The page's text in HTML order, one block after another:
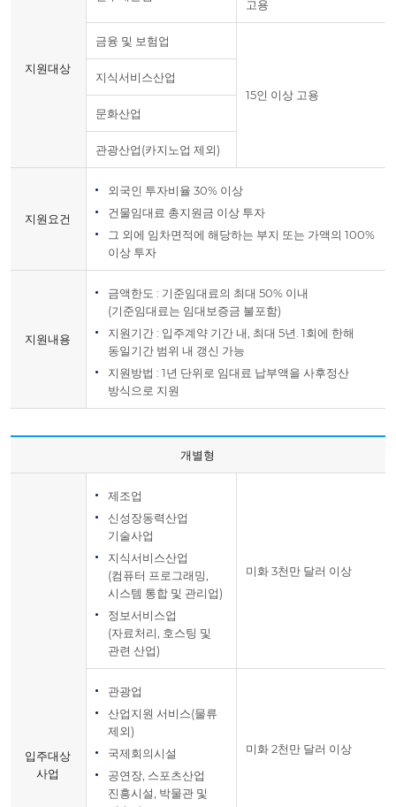
지원대상
고용
금융 및 보험업
15인 이상 고용
지식서비스산업
문화산업
관광산업(카지노업 제외)
지원요건
외국인 투자비율 30% 이상
건물임대료 총지원금 이상 투자
그 외에 임차면적에 해당하는 부지 또는 가액의 100%
이상 투자
지원내용
금액한도 : 기준임대료의 최대 50% 이내
(기준임대료는 임대보증금 불포함)
지원기간 : 입주계약 기간 내, 최대 5년. 1회에 한해
동일기간 범위 내 갱신 가능
지원방법 : 1년 단위로 임대료 납부액을 사후정산
방식으로 지원
개별형
입주대상
사업
제조업
신성장동력산업
기술사업
지식서비스산업
(컴퓨터 프로그래밍,
시스템 통합 및 관리업)
정보서비스업
(자료처리, 호스팅 및
관련 산업)
미화 3천만 달러 이상
관광업
산업지원 서비스(물류
제외)
국제회의시설
공연장, 스포츠산업
진흥시설, 박물관 및
미화 2천만 달러 이상